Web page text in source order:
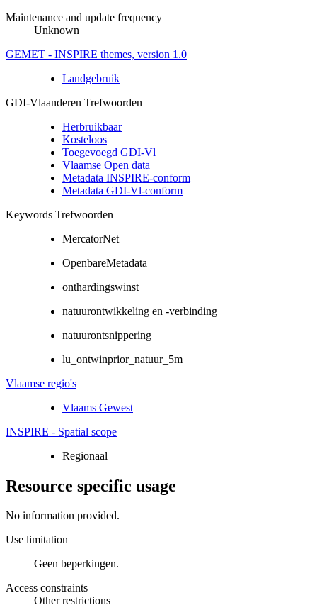
Maintenance and update frequency
Unknown
GEMET - INSPIRE themes, version 1.0
Landgebruik
GDI-Vlaanderen Trefwoorden
Herbruikbaar
Kosteloos
Toegevoegd GDI-Vl
Vlaamse Open data
Metadata INSPIRE-conform
Metadata GDI-Vl-conform
Keywords Trefwoorden
MercatorNet
OpenbareMetadata
onthardingswinst
natuurontwikkeling en -verbinding
natuurontsnippering
lu_ontwinprior_natuur_5m
Vlaamse regio's
Vlaams Gewest
INSPIRE - Spatial scope
Regionaal
Resource specific usage
No information provided.
Use limitation
Geen beperkingen.
Access constraints
Other restrictions